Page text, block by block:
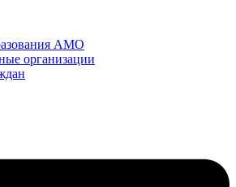
АМО
организации